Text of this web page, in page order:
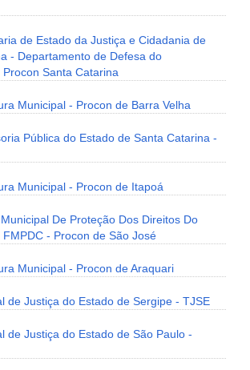
de Estado da Justiça e Cidadania de
- Departamento de Defesa do
Santa Catarina
Municipal - Procon de Barra Velha
Pública do Estado de Santa Catarina -
Municipal - Procon de Itapoá
De Proteção Dos Direitos Do
- Procon de São José
Municipal - Procon de Araquari
de Justiça do Estado de Sergipe - TJSE
de Justiça do Estado de São Paulo -